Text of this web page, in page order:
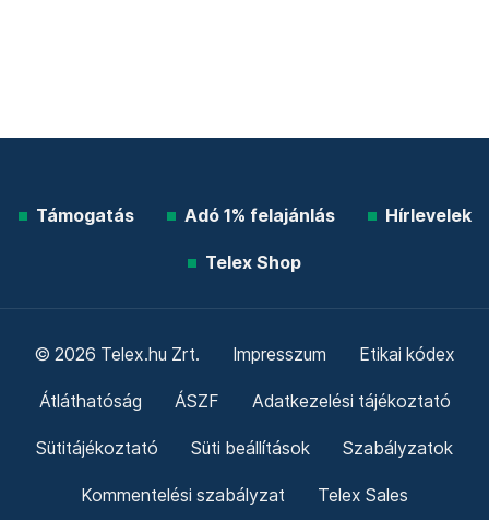
Támogatás Adó 1% felajánlás Hírlevelek
Telex Shop
© 2026 Telex.hu Zrt. Impresszum Etikai kódex
Átláthatóság ÁSZF Adatkezelési tájékoztató
Sütitájékoztató Süti beállítások Szabályzatok
Kommentelési szabályzat Telex Sales